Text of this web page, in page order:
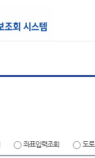
좌표입력조회 도